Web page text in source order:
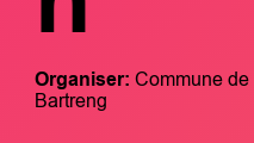
Organiser: Commune
Bartreng